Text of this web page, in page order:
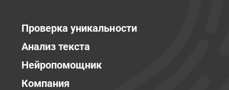
Проверка уникальности
Анализ текста
Нейропомощник
Компания